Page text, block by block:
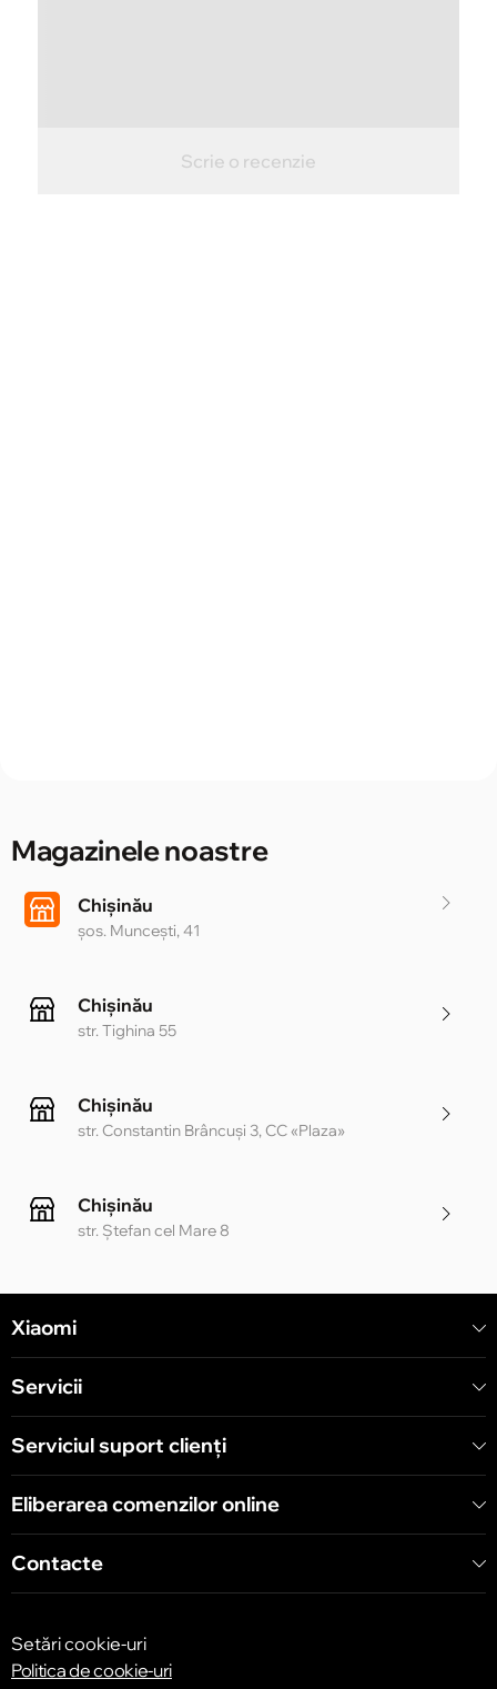
Scrie o recenzie
Magazinele noastre
Chișinău
șos. Muncești, 41
Chișinău
str. Tighina 55
Chișinău
str. Constantin Brâncuși 3, CC «Plaza»
Chișinău
str. Ștefan cel Mare 8
Chișinău
str. Arborilor 21, CC «Shopping MallDova»
Xiaomi
Servicii
Serviciul suport clienţi
Eliberarea comenzilor online
Contacte
Setări cookie-uri
Politica de cookie-uri